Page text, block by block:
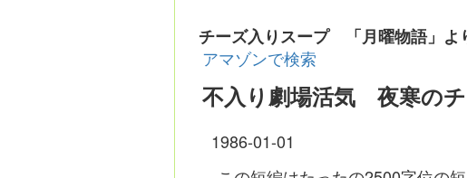
チーズ入りスープ 「月曜物語」
アマゾンで検索
不入り劇場活気 夜寒の
1986-01-01